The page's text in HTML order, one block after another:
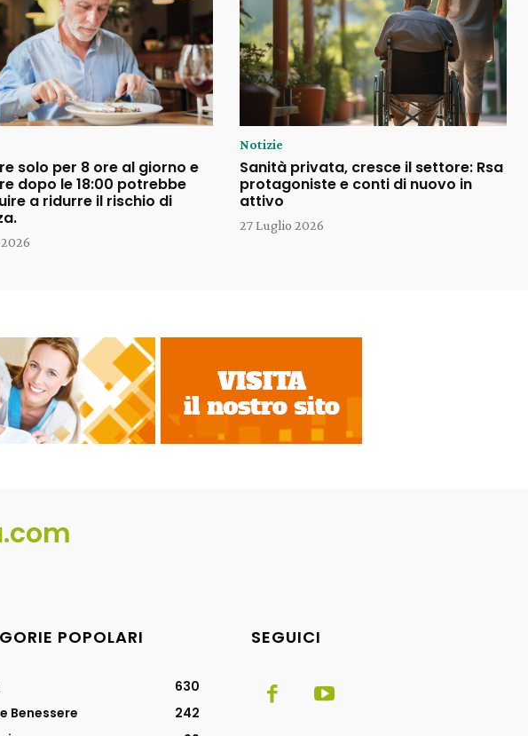
solo per 8 ore al giorno e
dopo le 18:00 potrebbe
a ridurre il rischio di
Notizie
Sanità privata, cresce il settore: Rsa
protagoniste e conti di nuovo in
attivo
27 Luglio 2026
POPOLARI
630
Benessere
242
SEGUICI